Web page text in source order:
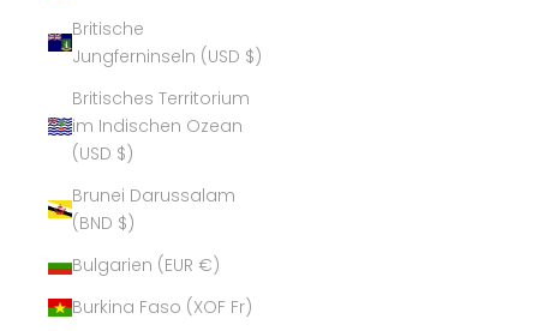
Britische
Jungferninseln (USD $)
Britisches Territorium
im Indischen Ozean
(USD $)
Brunei Darussalam
(BND $)
Bulgarien (EUR €)
Burkina Faso (XOF Fr)